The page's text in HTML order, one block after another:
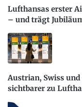
Lufthansas erster
– und trägt
Austrian, Swiss
sichtbarer zu